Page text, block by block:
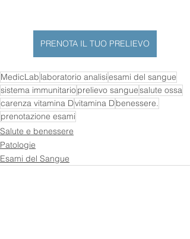
PRENOTA IL TUO PRELIEVO
MedicLab laboratorio analisiesami del sangue
sistema immunitarioprelievo sanguesalute ossa
carenza vitamina Dvitamina Dbenessere.
prenotazione esami
Salute e benessere
Patologie
Esami del Sangue